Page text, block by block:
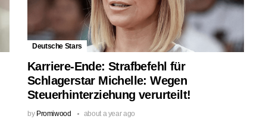
Deutsche Stars
Karriere-Ende: Strafbefehl für
Schlagerstar Michelle: Wegen
Steuerhinterziehung verurteilt!
by Promiwood about a year ago